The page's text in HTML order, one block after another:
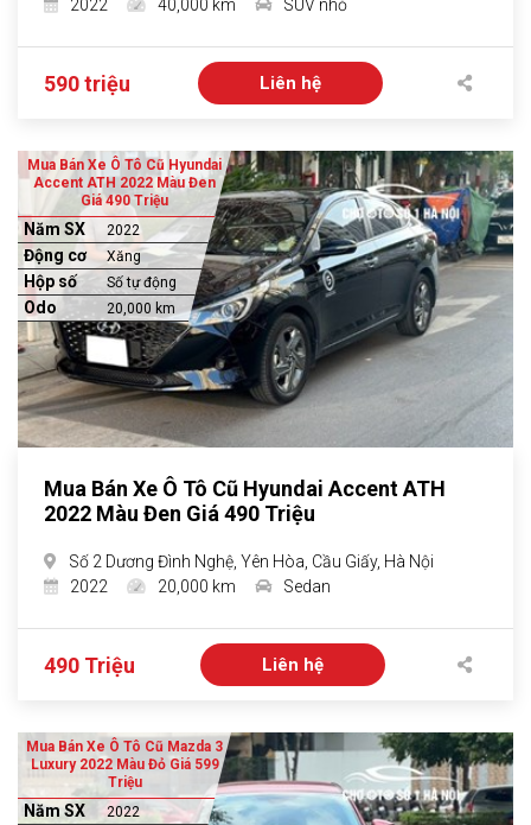
2022
40,000 km SUV nhỏ
590 triệu Liên hệ
Mua Bán Xe Ô Tô Cũ Hyundai
Accent ATH 2022 Màu Đen
Giá 490 Triệu
Năm SX 2022
Động cơ Xăng
Hộp số Số tự động
Odo 20,000 km
Mua Bán Xe Ô Tô Cũ Hyundai Accent ATH
2022 Màu Đen Giá 490 Triệu
Số 2 Dương Đình Nghệ, Yên Hòa, Cầu Giấy, Hà Nội
2022
20,000 km Sedan
490 Triệu Liên hệ
Mua Bán Xe Ô Tô Cũ Mazda 3
Luxury 2022 Màu Đỏ Giá 599
Triệu
Năm SX 2022